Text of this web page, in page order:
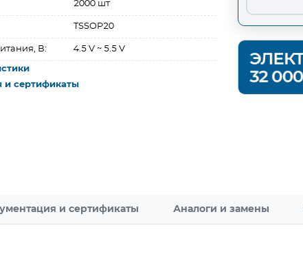
2000 шт
TSSOP20
В: 4.5 V ~ 5.5 V
и сертификаты
и сертификаты Аналоги и замены